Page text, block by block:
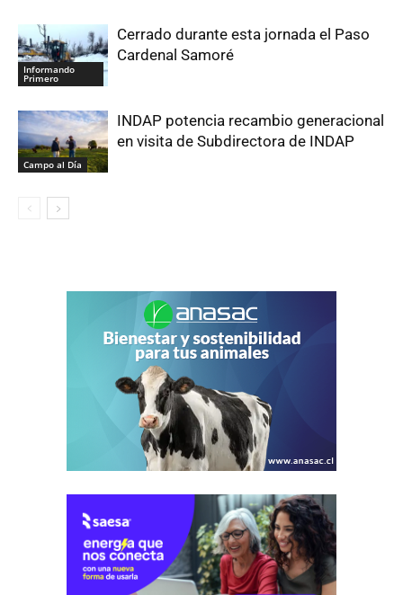
Informando
Primero
Cerrado durante esta jornada el Paso
Cardenal Samoré
Campo al Día
INDAP potencia recambio generacional
en visita de Subdirectora de INDAP